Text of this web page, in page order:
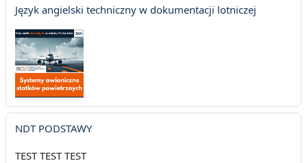
Język angielski techniczny w dokumentacji lotniczej
NDT PODSTAWY
TEST TEST TEST